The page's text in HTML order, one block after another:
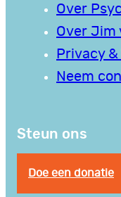
Over
Over Jim
Privacy
Neem
Steun ons
Doe een donatie